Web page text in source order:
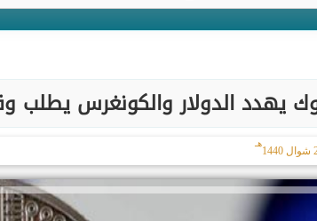
يهدد الدولار والكونغرس يطلب
هـ